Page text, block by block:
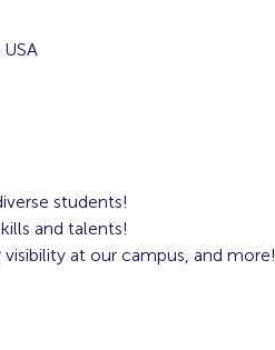
students!
and talents!
at our campus, and more!